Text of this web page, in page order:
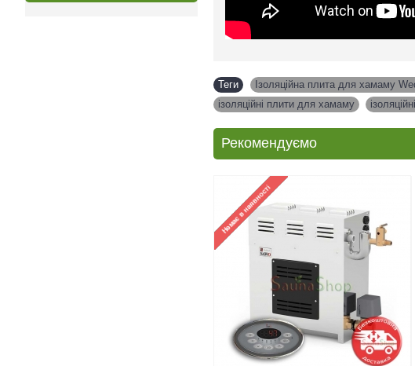
Теги Ізоляційна плита для хамаму
ізоляційні плити для хамаму
Рекомендуємо